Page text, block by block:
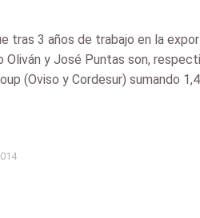
tras 3 años de trabajo en la
Oliván y José Puntas son,
(Oviso y Cordesur) sumando